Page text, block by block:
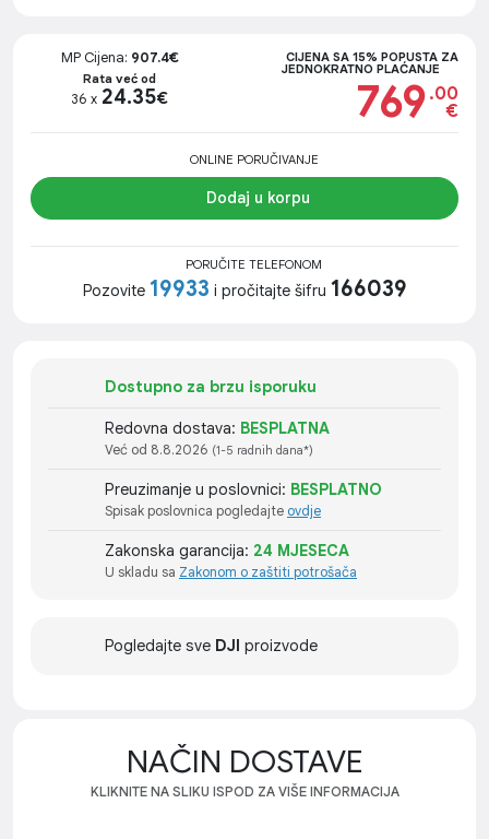
MP Cijena: 907.4€
Rata već od
36 x 24.35€
CIJENA SA 15% POPUSTA ZA
JEDNOKRATNO PLAĆANJE
769 .00
€
ONLINE PORUČIVANJE
Dodaj u korpu
PORUČITE TELEFONOM
Pozovite 19933 i pročitajte šifru 166039
Dostupno za brzu isporuku
Redovna dostava: BESPLATNA
Već od 8.8.2026 (1-5 radnih dana*)
Preuzimanje u poslovnici: BESPLATNO
Spisak poslovnica pogledajte ovdje
Zakonska garancija: 24 MJESECA
U skladu sa Zakonom o zaštiti potrošača
Pogledajte sve DJI proizvode
NAČIN DOSTAVE
KLIKNITE NA SLIKU ISPOD ZA VIŠE INFORMACIJA